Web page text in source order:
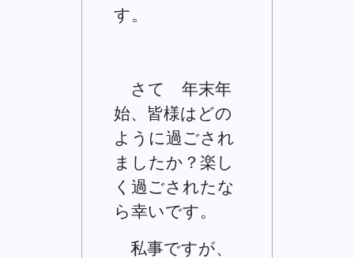
す。
さて 年末年
始、皆様はどの
ように過ごされ
ましたか？楽し
く過ごされたな
ら幸いです。
私事ですが、